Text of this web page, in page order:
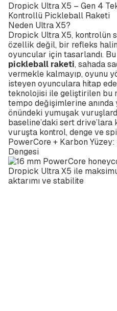
Dropick Ultra X5 – Gen 4
Kontrollü Pickleball Raketi
Neden Ultra X5?
Dropick Ultra X5, kontrolün
özellik değil, bir refleks
oyuncular için tasarlandı.
pickleball raketi, sahada
vermekle kalmayıp, oyunu
isteyen oyunculara hitap
teknolojisi ile geliştirilen bu
tempo değişimlerine anında
önündeki yumuşak
baseline’daki sert drive’lara
vuruşta kontrol, denge ve
PowerCore + Karbon Yüzey:
Dengesi